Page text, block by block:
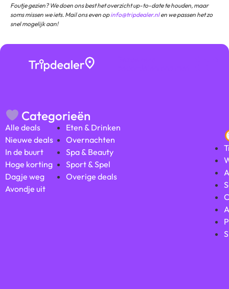
Foutje gezien? We doen ons best het overzicht up-to-date te houden, maar
soms missen we iets. Mail ons even opinfo@tripdealer.nlen we passen het zo
snel mogelijk aan!
Categorieën
Alle deals
Nieuwe deals
In de buurt
Hoge korting
Dagje weg
Avondje uit
Eten & Drinken
Overnachten
Spa & Beauty
Sport & Spel
Overige deals